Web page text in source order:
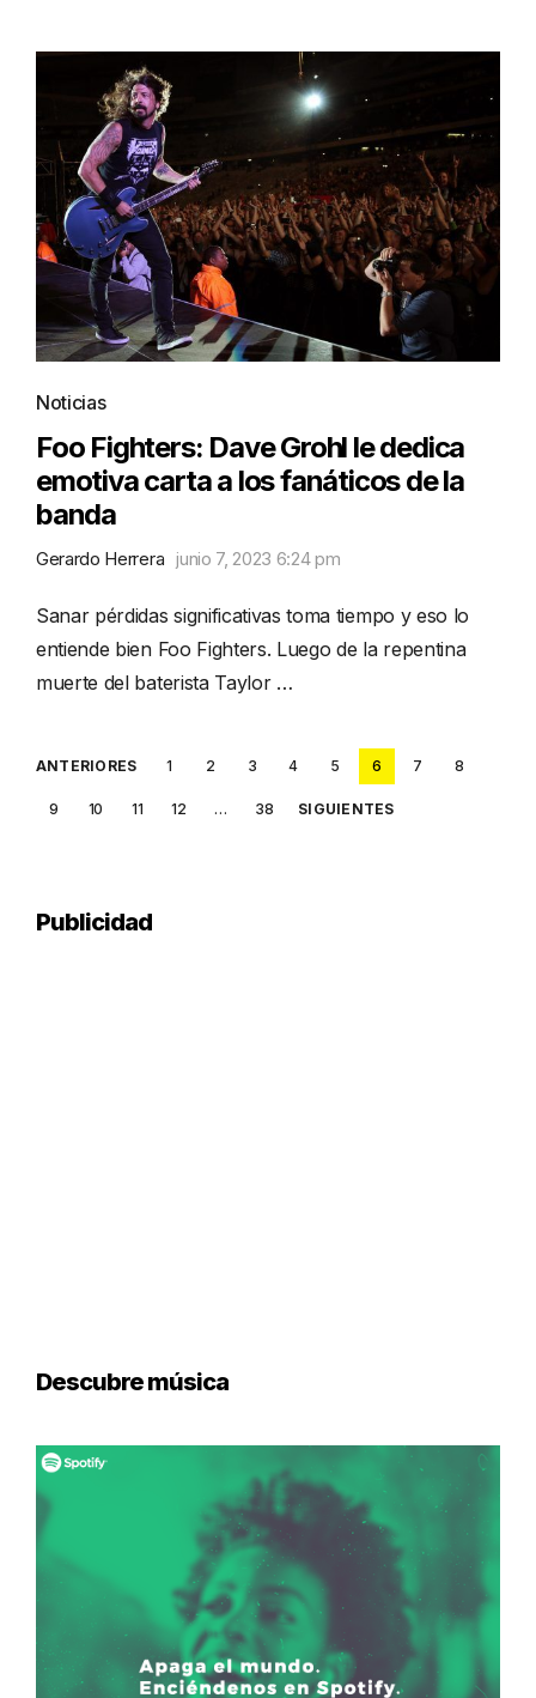
Noticias
Foo Fighters: Dave Grohl le dedica
emotiva carta a los fanáticos de la
banda
Gerardo Herrera junio 7, 2023 6:24 pm
Sanar pérdidas significativas toma tiempo y eso lo
entiende bien Foo Fighters. Luego de la repentina
muerte del baterista Taylor …
Posts
pagination
ANTERIORES 1 2 3 4 5 6 7 8
9 10 11 12 … 38 SIGUIENTES
Publicidad
Descubre música